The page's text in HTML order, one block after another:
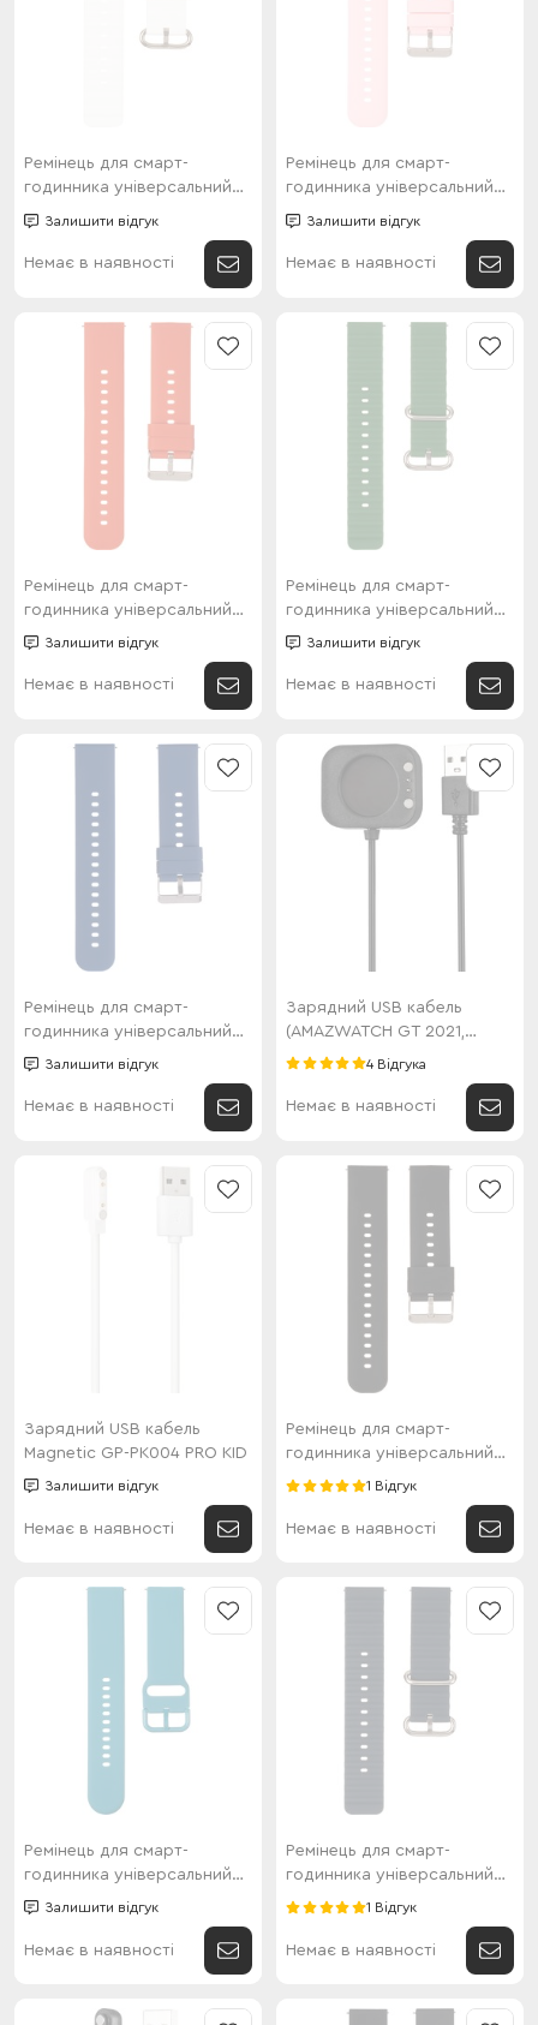
Ремінець для смарт-
годинника універсальний
Flat marine style (22мм)
Залишити відгук
Немає в наявності
Ремінець для смарт-
годинника універсальний
Flat head style (22мм) Pink
Залишити відгук
Немає в наявності
Ремінець для смарт-
годинника універсальний
Flat head style (22мм) Red
Залишити відгук
Немає в наявності
Ремінець для смарт-
годинника універсальний
Flat marine style (20мм)
Залишити відгук
Немає в наявності
Ремінець для смарт-
годинника універсальний
Flat head style (22мм) Dark
Залишити відгук
Немає в наявності
Зарядний USB кабель
(AMAZWATCH GT 2021,
Model-A)
4 Відгука
Немає в наявності
Зарядний USB кабель
Magnetic GP-PK004 PRO KID
Залишити відгук
Немає в наявності
Ремінець для смарт-
годинника універсальний
Flat head style (22мм) Black
1 Відгук
Немає в наявності
Ремінець для смарт-
годинника універсальний
Thick style (22мм) Midnight
Залишити відгук
Немає в наявності
Ремінець для смарт-
годинника універсальний
Flat marine style (22мм) River
1 Відгук
Немає в наявності